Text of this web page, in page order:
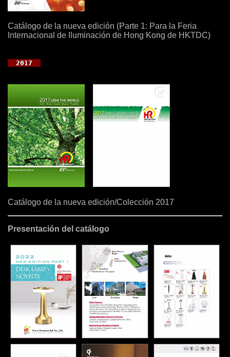
Catálogo de la nueva edición (Parte 1: Para la Feria
Internacional de Iluminación de Hong Kong de HKTDC)
2017
Catálogo de la nueva edición/Colección 2017
Presentación del catálogo